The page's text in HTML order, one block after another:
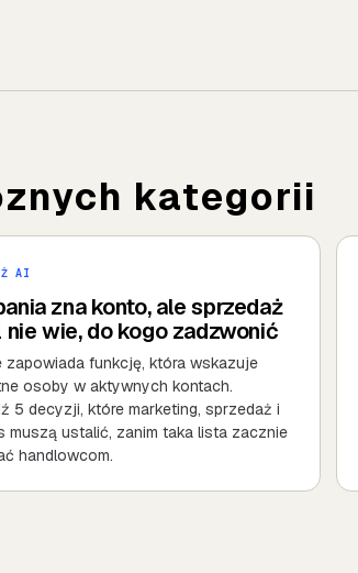
kategorii
AI
zna konto, ale sprzedaż
nie wie, do kogo zadzwonić
zapowiada funkcję, która wskazuje
osoby w aktywnych kontach.
5 decyzji, które marketing, sprzedaż i
muszą ustalić, zanim taka lista zacznie
handlowcom.